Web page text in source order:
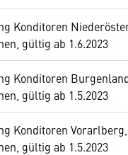
Konditoren
gültig ab 1.6.2023
Konditoren
gültig ab 1.5.2023
Konditoren Vorarlberg,
gültig ab 1.5.2023